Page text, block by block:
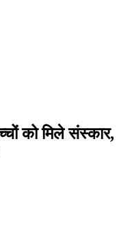
को मिले संस्कार,